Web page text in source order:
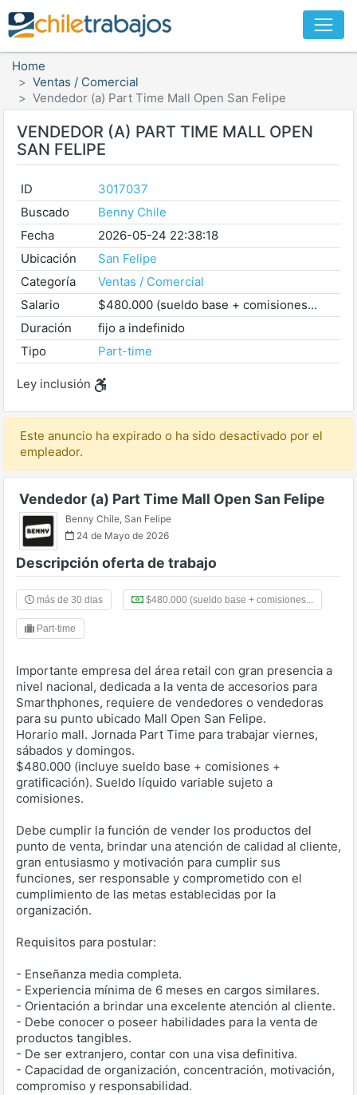
Home
Ventas / Comercial
Vendedor (a) Part Time Mall Open San Felipe
VENDEDOR (A) PART TIME MALL OPEN
SAN FELIPE
ID
3017037
Buscado
Benny Chile
Fecha
2026-05-24 22:38:18
Ubicación
San Felipe
Categoría
Ventas / Comercial
Salario
$480.000 (sueldo base + comisiones...
Duración
fijo a indefinido
Tipo
Part-time
Ley inclusión
Este anuncio ha expirado o ha sido desactivado por el
empleador.
Vendedor (a) Part Time Mall Open San Felipe
Benny Chile, San Felipe
24 de Mayo de 2026
Descripción oferta de trabajo
más de 30 dias $480.000 (sueldo base + comisiones...
Part-time
Importante empresa del área retail con gran presencia a
nivel nacional, dedicada a la venta de accesorios para
Smarthphones, requiere de vendedores o vendedoras
para su punto ubicado Mall Open San Felipe.
Horario mall. Jornada Part Time para trabajar viernes,
sábados y domingos.
$480.000 (incluye sueldo base + comisiones +
gratificación). Sueldo líquido variable sujeto a
comisiones.
Debe cumplir la función de vender los productos del
punto de venta, brindar una atención de calidad al cliente,
gran entusiasmo y motivación para cumplir sus
funciones, ser responsable y comprometido con el
cumplimiento de las metas establecidas por la
organización.
Requisitos para postular:
- Enseñanza media completa.
- Experiencia mínima de 6 meses en cargos similares.
- Orientación a brindar una excelente atención al cliente.
- Debe conocer o poseer habilidades para la venta de
productos tangibles.
- De ser extranjero, contar con una visa definitiva.
- Capacidad de organización, concentración, motivación,
compromiso y responsabilidad.